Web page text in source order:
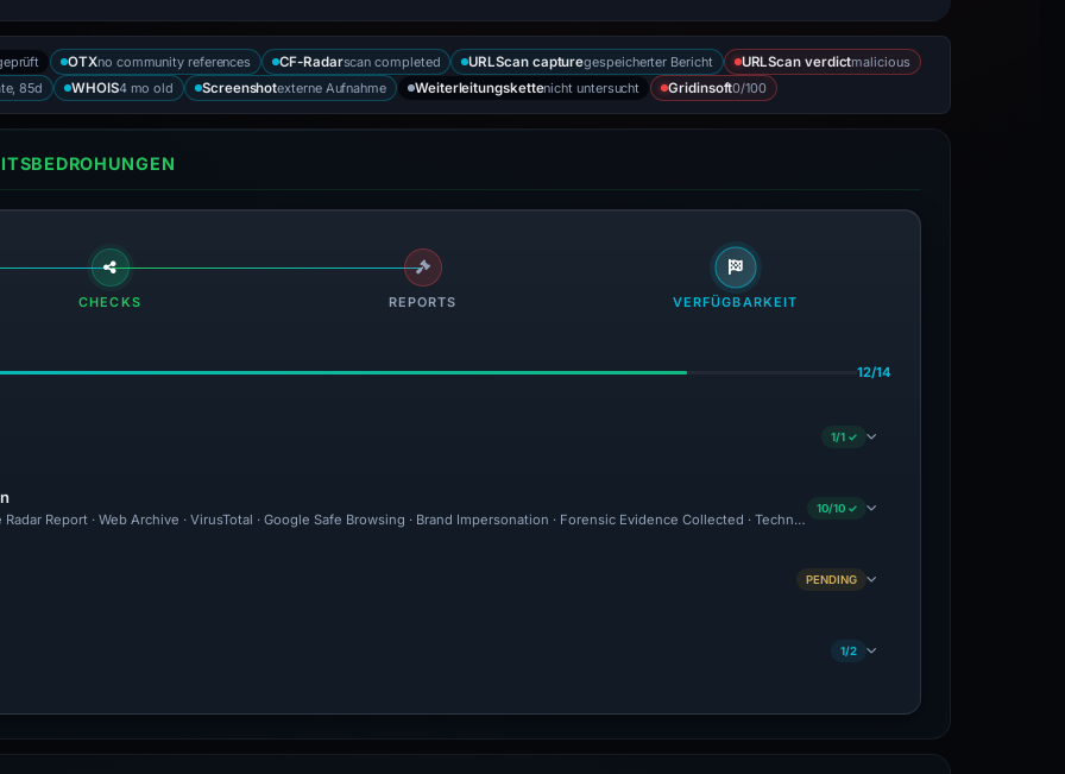
OTXno community references CF-Radarscan completed URLScan capturegespeicherter Bericht URLScan verdictmalicious
85d
WHOIS4 mo old Screenshotexterne Aufnahme Weiterleitungskettenicht untersucht Gridinsoft0/100
CHECKS REPORTS VERFÜGBARKEIT
12/14
1/1 ✓
Report · Web Archive · VirusTotal · Google Safe Browsing · Brand Impersonation · Forensic Evidence Collected · Technical Analysis Recorded · VT Detection -2
10/10 ✓
PENDING
1/2